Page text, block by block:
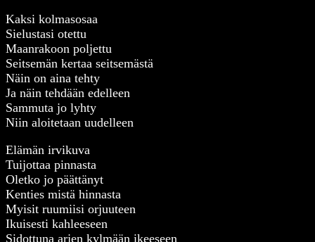
Kaksi kolmasosaa
Sielustasi otettu
Maanrakoon poljettu
Seitsemän kertaa seitsemästä
Näin on aina tehty
Ja näin tehdään edelleen
Sammuta jo lyhty
Niin aloitetaan uudelleen
Elämän irvikuva
Tuijottaa pinnasta
Oletko jo päättänyt
Kenties mistä hinnasta
Myisit ruumiisi orjuuteen
Ikuisesti kahleeseen
Sidottuna arjen kylmään ikeeseen